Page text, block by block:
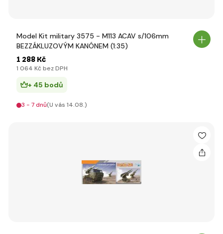
Model Kit military 3575 - M113 ACAV s/106mm
BEZZÁKLUZOVÝM KANÓNEM (1:35)
1 288 Kč
1 064 Kč bez DPH
+ 45 bodů
3 - 7 dnů(U vás 14.08.)